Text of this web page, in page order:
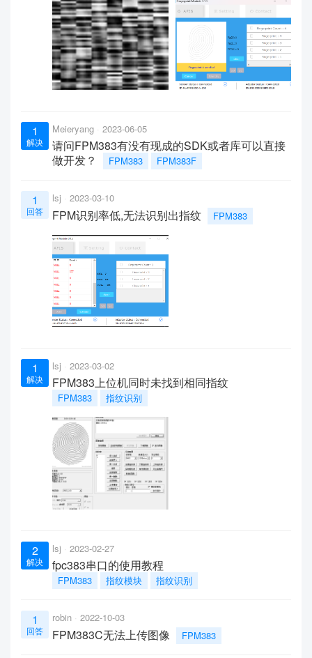
1
解决
Meieryang 2023-06-05
请问FPM383有没有现成的SDK或者库可以直接
做开发？
FPM383 FPM383F
1
回答
lsj 2023-03-10
FPM识别率低,无法识别出指纹 FPM383
1
解决
lsj 2023-03-02
FPM383上位机同时未找到相同指纹
FPM383 指纹识别
2
解决
lsj 2023-02-27
fpc383串口的使用教程
FPM383 指纹模块 指纹识别
1
回答
robin 2022-10-03
FPM383C无法上传图像 FPM383